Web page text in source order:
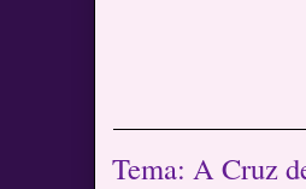
Tema: A Cruz